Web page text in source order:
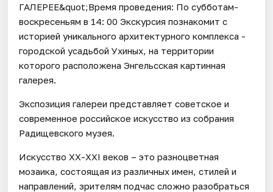
ГАЛЕРЕЕ&quot;Время проведения: По субботам-
воскресеньям в 14: 00 Экскурсия познакомит с
историей уникального архитектурного комплекса -
городской усадьбой Ухиных, на территории
которого расположена Энгельсская картинная
галерея.
Экспозиция галереи представляет советское и
современное российское искусство из собрания
Радищевского музея.
Искусство ХХ-XXI веков – это разноцветная
мозаика, состоящая из различных имен, стилей и
направлений, зрителям подчас сложно разобраться